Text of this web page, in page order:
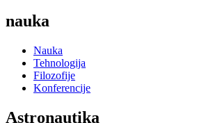
nauka
Nauka
Tehnologija
Filozofije
Konferencije
Astronautika